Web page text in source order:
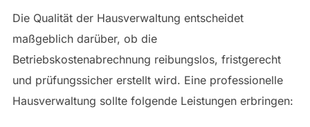
Die Qualität der Hausverwaltung entscheidet
maßgeblich darüber, ob die
Betriebskostenabrechnung reibungslos, fristgerecht
und prüfungssicher erstellt wird. Eine professionelle
Hausverwaltung sollte folgende Leistungen erbringen: